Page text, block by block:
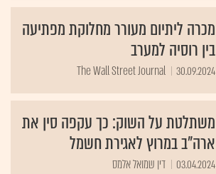
מכרה ליתיום מעורר מחלוקת מפתיעה
בין רוסיה למערב
30.09.2024
The Wall Street Journal
משתלטת על השוק: כך עקפה סין את
ארה"ב במרוץ לאגירת חשמל
03.04.2024 דין שמואל אלמס